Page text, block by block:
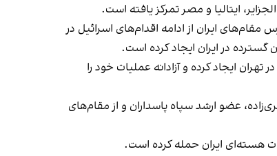
ایتالیا و مصر تمرکز یافته است.
در گزارشی با اشاره به ترس مقام‌های ایران از ادامه اقدام‌های اسرائیل در
گسترده در ایران ایجاد کرده است.
ایجاد کرده و آزادانه عملیات خود را
عضو ارشد سپاه پاسداران و از مقام‌های
هسته‌ای ایران حمله کرده است.